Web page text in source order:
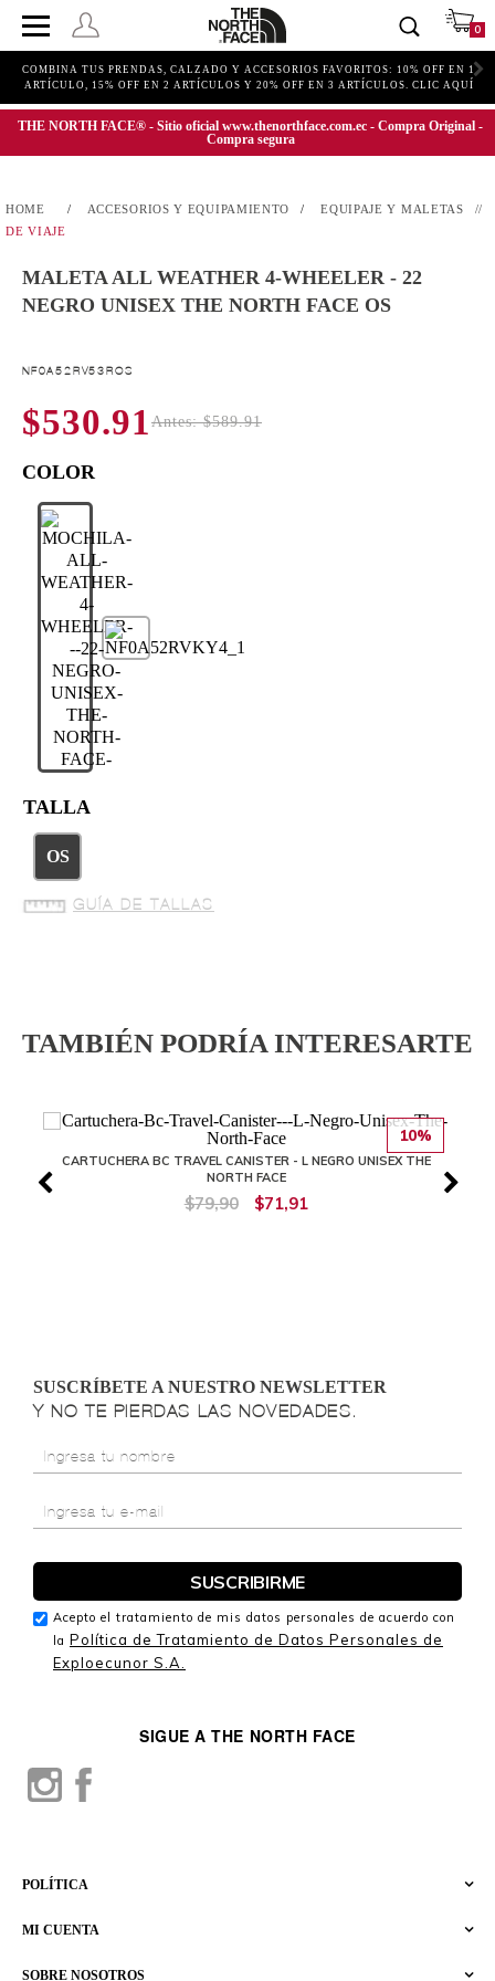
0
COMBINA TUS PRENDAS, CALZADO Y ACCESORIOS FAVORITOS: 10% OFF EN 1
ARTÍCULO, 15% OFF EN 2 ARTÍCULOS Y 20% OFF EN 3 ARTÍCULOS. CLIC AQUÍ
THE NORTH FACE® - Sitio oficial www.thenorthface.com.ec - Compra Original -
Compra segura
ACCESORIOS Y EQUIPAMIENTO
EQUIPAJE Y MALETAS
DE VIAJE
MALETA ALL WEATHER 4-WHEELER - 22
NEGRO UNISEX THE NORTH FACE OS
NF0A52RV53ROS
$530.91 Antes: $589.91
TALLA
OS
GUÍA DE TALLAS
TAMBIÉN PODRÍA INTERESARTE
10%
CARTUCHERA BC TRAVEL CANISTER - L NEGRO UNISEX THE
NORTH FACE
$79,90 $71,91
SOBRE NOSOTROS
MI CUENTA
POLÍTICA
SIGUE A THE NORTH FACE
SUSCRÍBETE A NUESTRO NEWSLETTER
Y NO TE PIERDAS LAS NOVEDADES.
Acepto el tratamiento de mis datos personales de acuerdo con
la Política de Tratamiento de Datos Personales de
Exploecunor S.A.